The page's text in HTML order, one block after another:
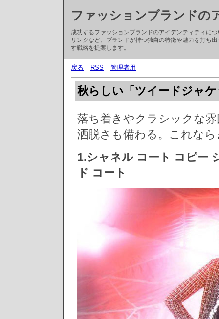
ファッションブランドの
成功するファッションブランドのアイデンティティに
リングなど、ブランドが持つ独自の特徴や魅力を打ち
す戦略を提案します。
戻る RSS 管理者用
秋らしい「ツイードジャ
落ち着きやクラシックな
洒脱さも備わる。これな
1.シャネル コート コピー
ド コート